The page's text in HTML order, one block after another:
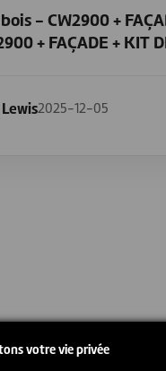
- CW2900 +
+ FAÇADE + KIT
Lewis2025-12-05
votre vie privée